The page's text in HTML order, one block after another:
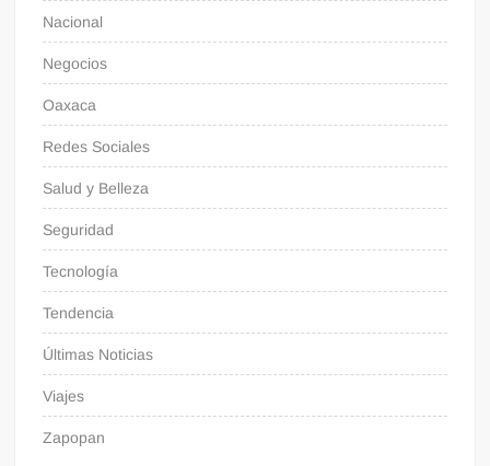
Nacional
Negocios
Oaxaca
Redes Sociales
Salud y Belleza
Seguridad
Tecnología
Tendencia
Últimas Noticias
Viajes
Zapopan